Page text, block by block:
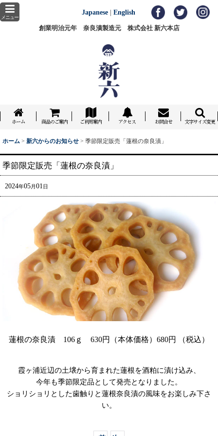
メニュー
創業明治元年 奈良漬製造元 株式会社 新六本店
Japanese |English
ホーム 商品のご案内 ご利用案内 アクセス お問合せ 文字サイズ変更
ホーム > 新六からのお知らせ > 季節限定販売「蓮根の奈良漬」
季節限定販売「蓮根の奈良漬」
2024年05月01 日
蓮根の奈良漬 106ｇ 630円（本体価格）680円 （税込）
霞ヶ浦近辺の土壌から育まれた蓮根を酒粕に漬け込み、
今年も季節限定品として発売となりました。
ショリショリとした歯触りと蓮根奈良漬の風味をお楽しみ下さ
い。